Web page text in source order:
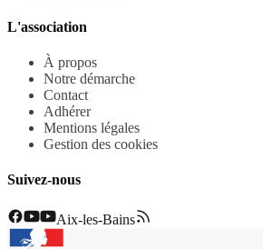
L'association
À propos
Notre démarche
Contact
Adhérer
Mentions légales
Gestion des cookies
Suivez-nous
Aix-les-Bains